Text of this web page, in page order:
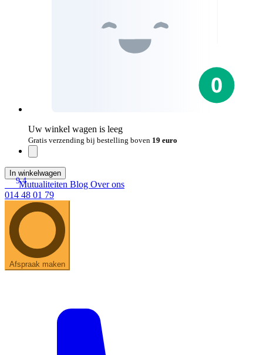
Uw winkel wagen is leeg
Gratis verzending bij bestelling boven 19 euro
In winkelwagen
9.4
Mutualiteiten Blog Over ons
014 48 01 79
Afspraak maken